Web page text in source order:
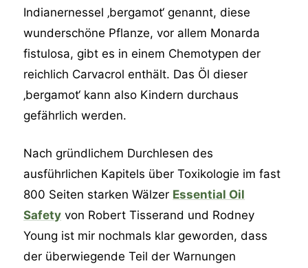
Indianernessel ‚bergamot‘ genannt, diese
wunderschöne Pflanze, vor allem Monarda
fistulosa, gibt es in einem Chemotypen der
reichlich Carvacrol enthält. Das Öl dieser
‚bergamot‘ kann also Kindern durchaus
gefährlich werden.
Nach gründlichem Durchlesen des
ausführlichen Kapitels über Toxikologie im fast
800 Seiten starken Wälzer Essential Oil
Safety von Robert Tisserand und Rodney
Young ist mir nochmals klar geworden, dass
der überwiegende Teil der Warnungen